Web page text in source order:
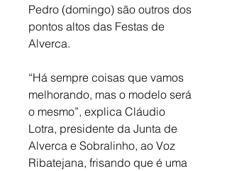
Pedro (domingo) são outros dos
pontos altos das Festas de
Alverca.
“Há sempre coisas que vamos
melhorando, mas o modelo será
o mesmo”, explica Cláudio
Lotra, presidente da Junta de
Alverca e Sobralinho, ao Voz
Ribatejana, frisando que é uma